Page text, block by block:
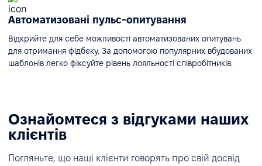
Автоматизовані пульс-опитування
Відкрийте для себе можливості автоматизованих опитувань
для отримання фідбеку. За допомогою популярних вбудованих
шаблонів легко фіксуйте рівень лояльності співробітників.
Ознайомтеся з відгуками наших
клієнтів
Погляньте, що наші клієнти говорять про свій досвід